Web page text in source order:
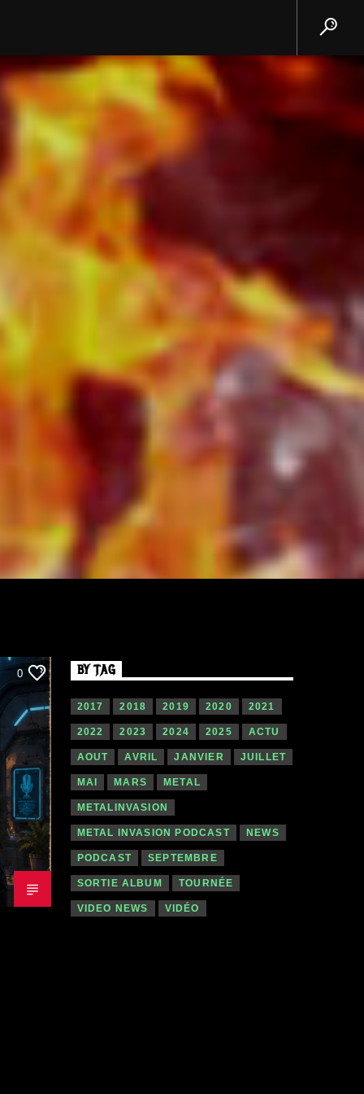
0 BY TAG
2017 2018 2019 2020 2021
2022 2023 2024 2025 ACTU
AOUT AVRIL JANVIER JUILLET
MAI MARS METAL
METALINVASION
METAL INVASION PODCAST NEWS
PODCAST SEPTEMBRE
SORTIE ALBUM TOURNÉE
VIDEO NEWS VIDÉO